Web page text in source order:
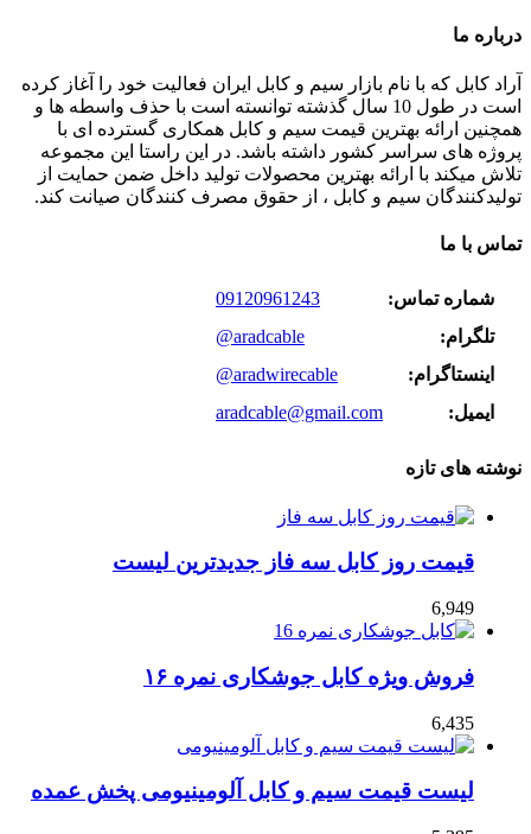
درباره ما
آراد کابل که با نام بازار سیم و کابل ایران فعالیت خود را آغاز کرده
است در طول 10 سال گذشته توانسته است با حذف واسطه ها و
همچنین ارائه بهترین قیمت سیم و کابل همکاری گسترده ای با
پروژه های سراسر کشور داشته باشد. در این راستا این مجموعه
تلاش میکند با ارائه بهترین محصولات تولید داخل ضمن حمایت از
تولیدکنندگان سیم و کابل ، از حقوق مصرف کنندگان صیانت کند.
تماس با ما
شماره تماس:
09120961243
تلگرام:
@aradcable
اینستاگرام:
@aradwirecable
ایمیل:
aradcable@gmail.com
نوشته های تازه
قیمت روز کابل سه فاز جدیدترین لیست
6,949
فروش ویژه کابل جوشکاری نمره ۱۶
6,435
لیست قیمت سیم و کابل آلومینیومی پخش عمده